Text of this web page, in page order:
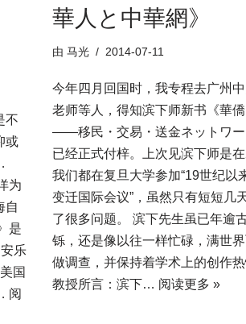
不
或
为
自
是
乐
国
阅
華人と中華網》
由 马光 2014-07-11
今年四月回国时，我专程去广州
老师等人，得知滨下师新书《華
――移民・交易・送金ネットワー
已经正式付梓。上次见滨下师是
我们都在复旦大学参加“19世纪以
变迁国际会议”，虽然只有短短几
了很多问题。 滨下先生虽已年逾
铄，还是像以往一样忙碌，满世界
做调查，并保持着学术上的创作
教授所言：滨下… 阅读更多 »